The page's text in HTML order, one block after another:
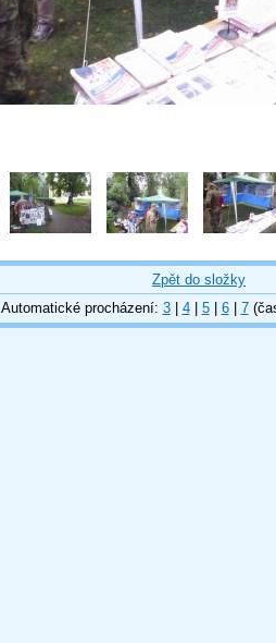
Zpět do složky
Automatické procházení: 3| 4| 5| 6| 7